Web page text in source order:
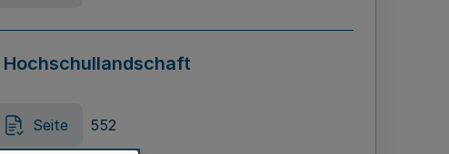
Seite 552